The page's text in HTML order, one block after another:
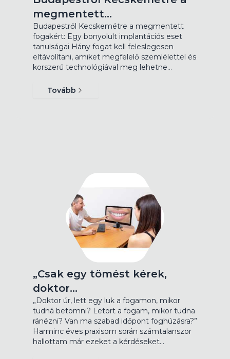
megmentett…
Budapestről Kecskemétre a megmentett
fogakért: Egy bonyolult implantációs eset
tanulságai Hány fogat kell feleslegesen
eltávolítani, amiket megfelelő szemlélettel és
korszerű technológiával meg lehetne…
Tovább
„Csak egy tömést kérek,
doktor…
„Doktor úr, lett egy luk a fogamon, mikor
tudná betömni? Letört a fogam, mikor tudna
ránézni? Van ma szabad időpont foghúzásra?”
Harminc éves praxisom során számtalanszor
hallottam már ezeket a kérdéseket…